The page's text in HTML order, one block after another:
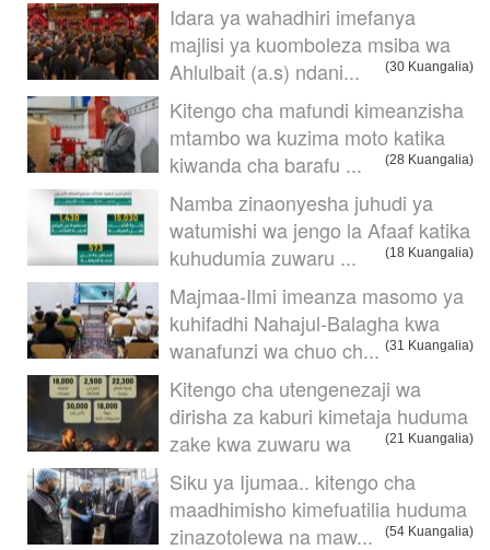
Idara ya wahadhiri imefanya
majlisi ya kuomboleza msiba wa
Ahlulbait (a.s) ndani...
(30 Kuangalia)
Kitengo cha mafundi kimeanzisha
mtambo wa kuzima moto katika
kiwanda cha barafu ...
(28 Kuangalia)
Namba zinaonyesha juhudi ya
watumishi wa jengo la Afaaf katika
kuhudumia zuwaru ...
(18 Kuangalia)
Majmaa-Ilmi imeanza masomo ya
kuhifadhi Nahajul-Balagha kwa
wanafunzi wa chuo ch... (31 Kuangalia)
Kitengo cha utengenezaji wa
dirisha za kaburi kimetaja huduma
zake kwa zuwaru wa
(21 Kuangalia)
Siku ya Ijumaa.. kitengo cha
maadhimisho kimefuatilia huduma
zinazotolewa na maw...
(54 Kuangalia)